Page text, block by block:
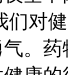
们对
。